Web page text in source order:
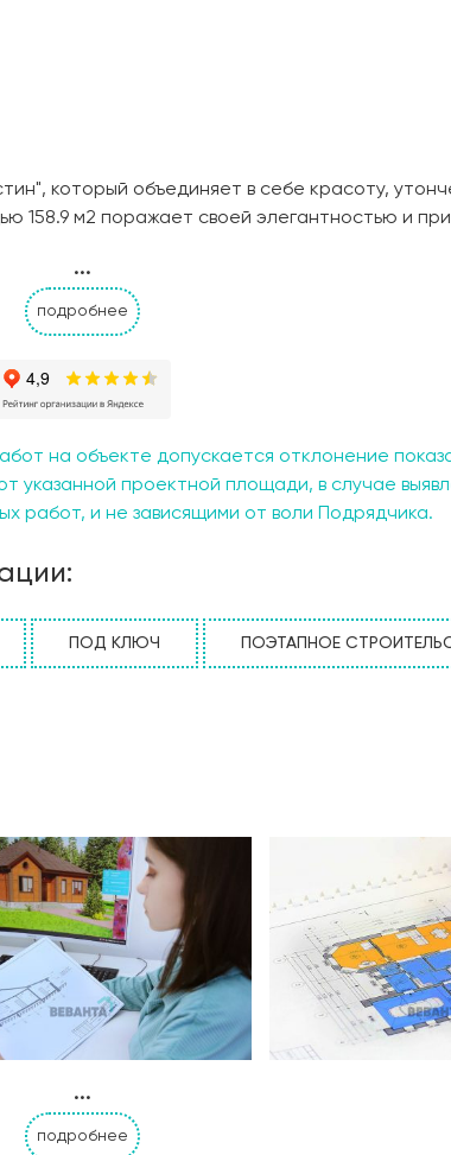
который объединяет в себе красоту,
158.9 м2 поражает своей элегантностью и
найдете четыре спальни, каждая из которых
каждому члену семьи святой уголок для
уютную террасу, где вы сможете проводить
долгого дня. Красивый статусный дом
вашего стиля и вкуса. "Остин"
жизни. Он подарит вам радость и
возможность осуществить свою мечту о
...
подробнее
на объекте допускается отклонение
указанной проектной площади, в случае
работ, и не зависящими от воли Подрядчика.
ПОД КЛЮЧ ПОЭТАПНОЕ
...
подробнее